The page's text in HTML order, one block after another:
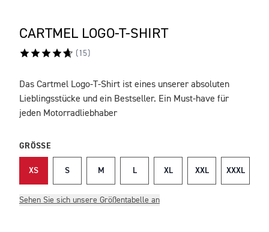
CARTMEL LOGO-T-SHIRT
( 15)
BESCHREIBUNG
Das Cartmel Logo-T-Shirt ist eines unserer absoluten
Lieblingsstücke und ein Bestseller. Ein Must-have für
jeden Motorradliebhaber
GRÖSSE
XS S M L XL XXL XXXL
Sehen Sie sich unsere Größentabelle an